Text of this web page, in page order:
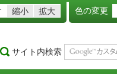
縮小 拡大 色の変更
サイト内検索